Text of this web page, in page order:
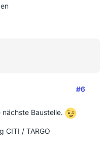
#6
Baustelle.
CITI / TARGO